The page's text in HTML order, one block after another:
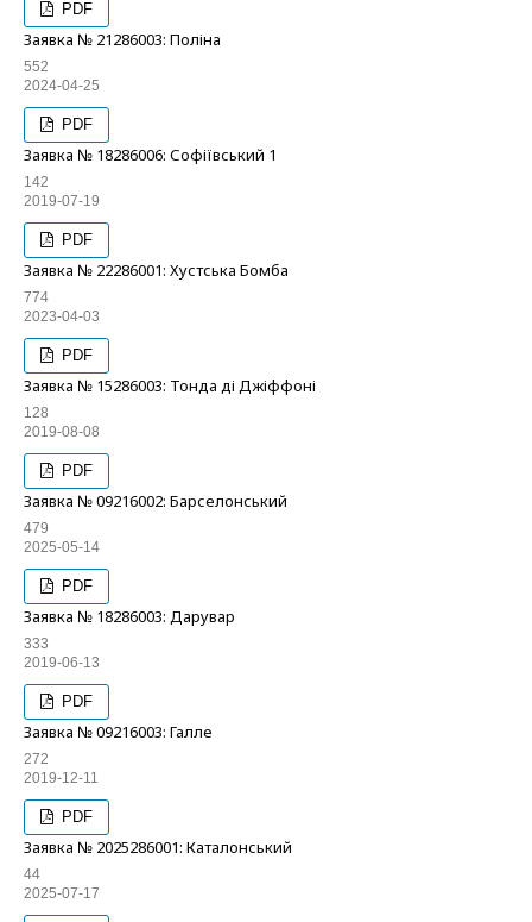
PDF
Заявка № 21286003: Поліна
552
2024-04-25
PDF
Заявка № 18286006: Софіївський 1
142
2019-07-19
PDF
Заявка № 22286001: Хустська Бомба
774
2023-04-03
PDF
Заявка № 15286003: Тонда ді Джіффоні
128
2019-08-08
PDF
Заявка № 09216002: Барселонський
479
2025-05-14
PDF
Заявка № 18286003: Дарувар
333
2019-06-13
PDF
Заявка № 09216003: Галле
272
2019-12-11
PDF
Заявка № 2025286001: Каталонський
44
2025-07-17